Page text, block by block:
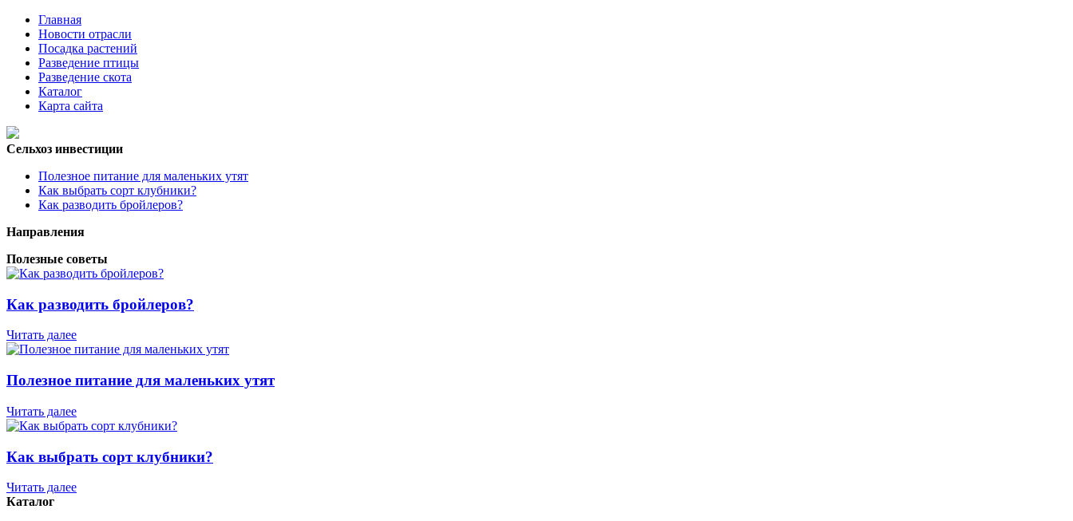
Главная
Новости отрасли
Посадка растений
Разведение птицы
Разведение скота
Каталог
Карта сайта
Сельхоз инвестиции
Полезное питание для маленьких утят
Как выбрать сорт клубники?
Как разводить бройлеров?
Направления
Полезные советы
Как разводить бройлеров?
Читать далее
Полезное питание для маленьких утят
Читать далее
Как выбрать сорт клубники?
Читать далее
Каталог